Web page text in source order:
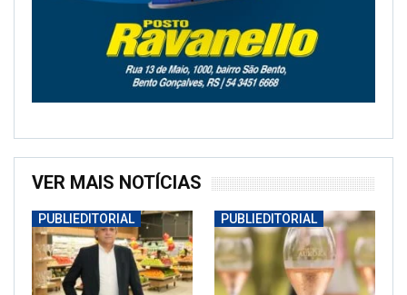
VER MAIS NOTÍCIAS
PUBLIEDITORIAL PUBLIEDITORIAL